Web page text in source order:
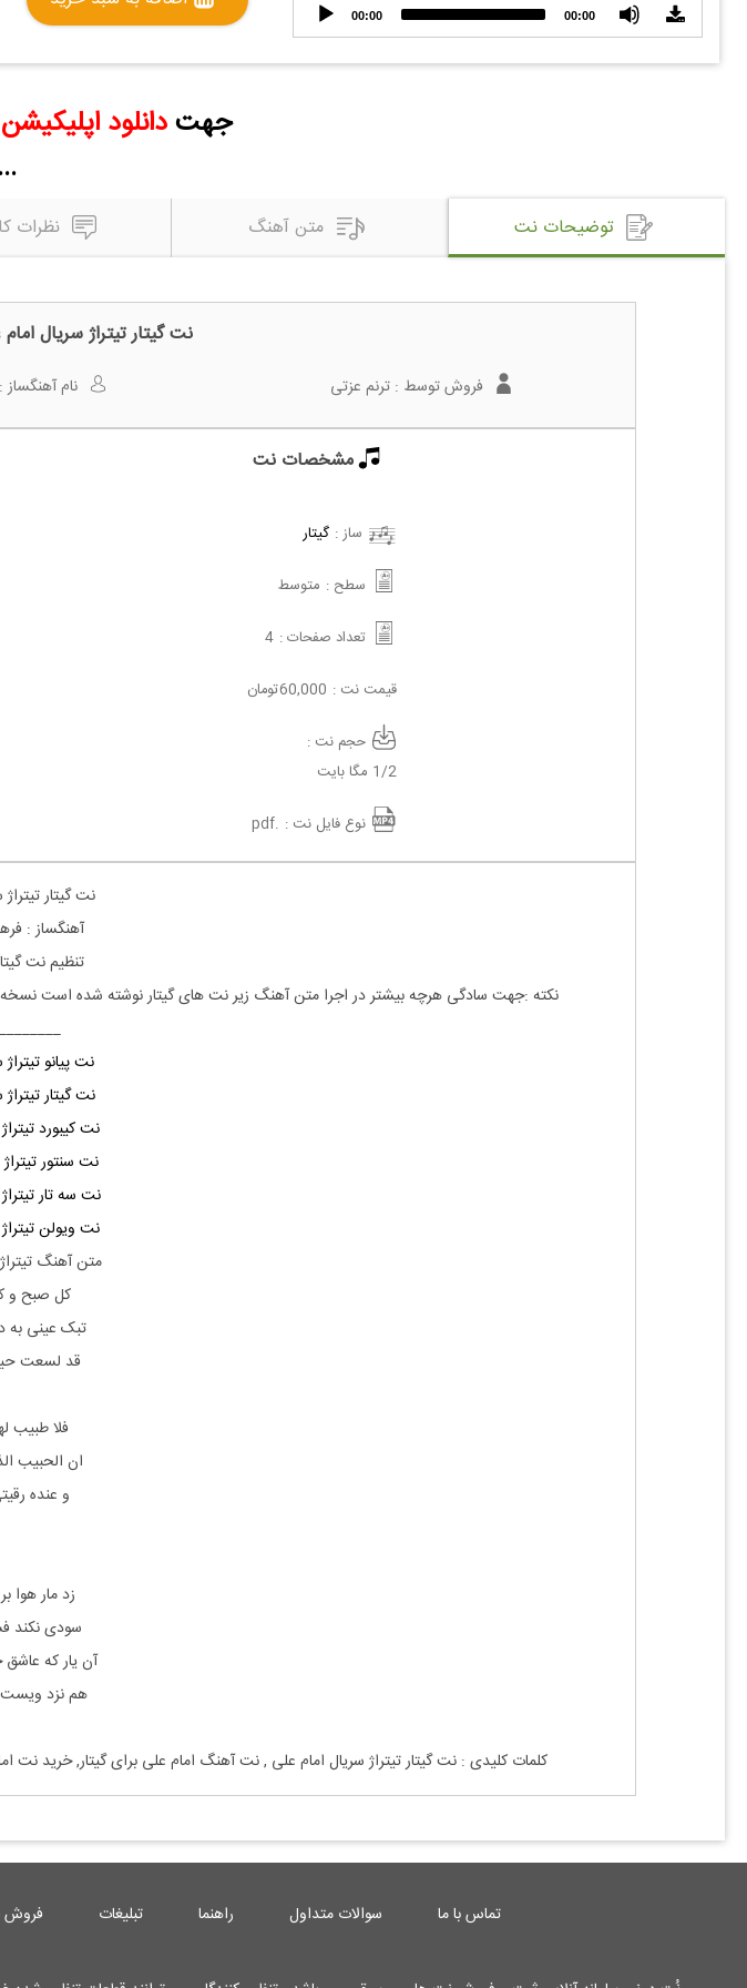
Audio
Player
00:00 00:00
جهتدانلود اپلیکیشن
...
توضیحات نت متن آهنگ نظرات
نت گیتار تیتراژ سریال
فروش توسط :ترنم عزتی نام آهنگساز :
مشخصات نت
ساز : گیتار
سطح : متوسط
تعداد صفحات : 4
قیمت نت : 60,000تومان
حجم نت :
1/2 مگا بایت
نوع فایل نت : .pdf
نت گیتار
آهنگساز :
تنظیم نت
نکته :جهت سادگی هرچه بیشتر در اجرا متن آهنگ زیر نت هایگیتارنوشته شده است
نت پیانو
نت گیتار
نت کیبورد
نت سنتور
نت سه تار
نت ویولن
متن آهنگ
کل صبح و
تبک عینی به
قد لسعت
فلا طبیب
ان الحبیب
و عنده
زد مار هوا
سودی نکند
آن یار که
هم نزد ویست
کلمات کلیدی : نتگیتار تیتراژ سریال امام علی , نت آهنگ امام علی برایگیتار, خرید نت
تماس با ما سوالات متداول راهنما تبلیغات